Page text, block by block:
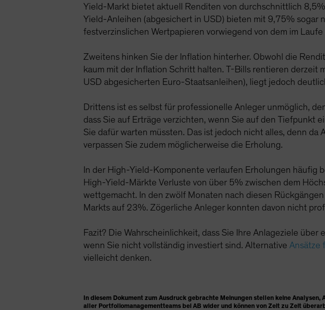
Yield-Markt bietet aktuell Renditen von durchschnittlich
Yield-Anleihen (abgesichert in USD) bieten mit 9,75% sogar
festverzinslichen Wertpapieren vorwiegend von dem im
Zweitens hinken Sie der Inflation hinterher. Obwohl die
kaum mit der Inflation Schritt halten. T-Bills rentieren
USD abgesicherten Euro-Staatsanleihen), liegt jedoch
Drittens ist es selbst für professionelle Anleger unmöglich,
dass Sie auf Erträge verzichten, wenn Sie auf den Tiefpunkt
Sie dafür warten müssten. Das ist jedoch nicht alles, denn
verpassen Sie zudem möglicherweise die Erholung.
In der High-Yield-Komponente verlaufen Erholungen häufig
High-Yield-Märkte Verluste von über 5% zwischen dem
wettgemacht. In den zwölf Monaten nach diesen
Markts auf 23%. Zögerliche Anleger konnten davon nicht
Fazit? Die Wahrscheinlichkeit, dass Sie Ihre Anlageziele
wenn Sie nicht vollständig investiert sind. AlternativeAnsätze
vielleicht denken.
In diesem Dokument zum Ausdruck gebrachte Meinungen stellen keine
aller Portfoliomanagementteams bei AB wider und können von Zeit zu Zeit